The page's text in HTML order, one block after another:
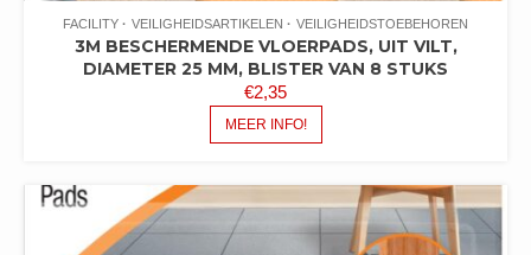
FACILITY VEILIGHEIDSARTIKELEN VEILIGHEIDSTOEBEHOREN
3M BESCHERMENDE VLOERPADS, UIT VILT,
DIAMETER 25 MM, BLISTER VAN 8 STUKS
€2,35
MEER INFO!